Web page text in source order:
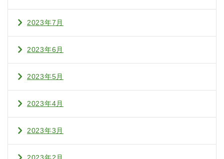
2023年7月
2023年6月
2023年5月
2023年4月
2023年3月